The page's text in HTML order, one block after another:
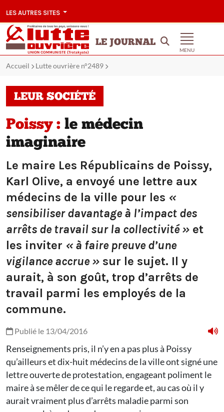
LES AUTRES SITES
LE JOURNAL
MENU
Accueil Lutte ouvrière n°2489
LEUR SOCIÉTÉ
Poissy : le médecin
imaginaire
Le maire Les Républicains de Poissy,
Karl Olive, a envoyé une lettre aux
médecins de la ville pour les «
sensibiliser davantage à l’impact des
arrêts de travail sur la collectivité » et
les inviter « à faire preuve d’une
vigilance accrue » sur le sujet. Il y
aurait, à son goût, trop d’arrêts de
travail parmi les employés de la
commune.
Publié le 13/04/2016
Renseignements pris, il n’y en a pas plus à Poissy
qu’ailleurs et dix-huit médecins de la ville ont signé une
lettre ouverte de protestation, engageant poliment le
maire à se mêler de ce qui le regarde et, au cas où il y
aurait vraiment plus d’arrêts maladie parmi son